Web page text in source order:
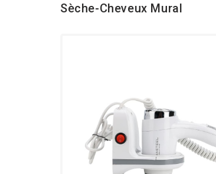
Sèche-Cheveux Mural